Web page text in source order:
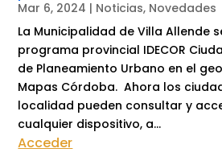
Mar 6, 2024 | Noticias, Novedades
La Municipalidad de Villa Allende
programa provincial IDECOR
de Planeamiento Urbano en el
Mapas Córdoba. Ahora los
localidad pueden consultar y
cualquier dispositivo, a...
Acceder